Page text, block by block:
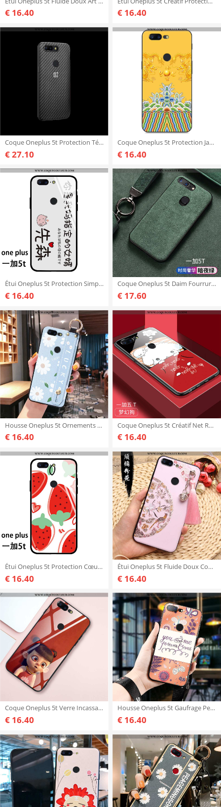
€ 16.40 € 16.40
Coque Oneplus 5t Protection Téléphone Portable Authentique, Housse Oneplus 5t Noir Personnalisé
€ 27.10
Coque Oneplus 5t Protection Jaune Incassable, Housse Oneplus 5t Délavé En Daim Étui
€ 16.40
Étui Oneplus 5t Protection Simple Tendance, Coque Oneplus 5t Verre Net Rouge Blanche
€ 16.40
Coque Oneplus 5t Daim Fourrure Protection Europe, Housse Oneplus 5t Silicone Luxe Verte
€ 17.60
Housse Oneplus 5t Ornements Suspendus Mode Coque, Étui Oneplus 5t Personnalité Téléphone Portable Bl
€ 16.40
Coque Oneplus 5t Créatif Net Rouge, Housse Oneplus 5t Tendance Rouge
€ 16.40
Étui Oneplus 5t Protection Cœur Incassable, Coque Oneplus 5t Verre Silicone Rouge
€ 16.40
Étui Oneplus 5t Fluide Doux Coque Personnalité, Oneplus 5t Silicone Tendance Rose
€ 16.40
Coque Oneplus 5t Verre Incassable Tout Compris, Housse Oneplus 5t Personnalité Téléphone Portable Ro
€ 16.40
Housse Oneplus 5t Gaufrage Personnalité Silicone, Étui Oneplus 5t Tendance Tout Compris Rose
€ 16.40